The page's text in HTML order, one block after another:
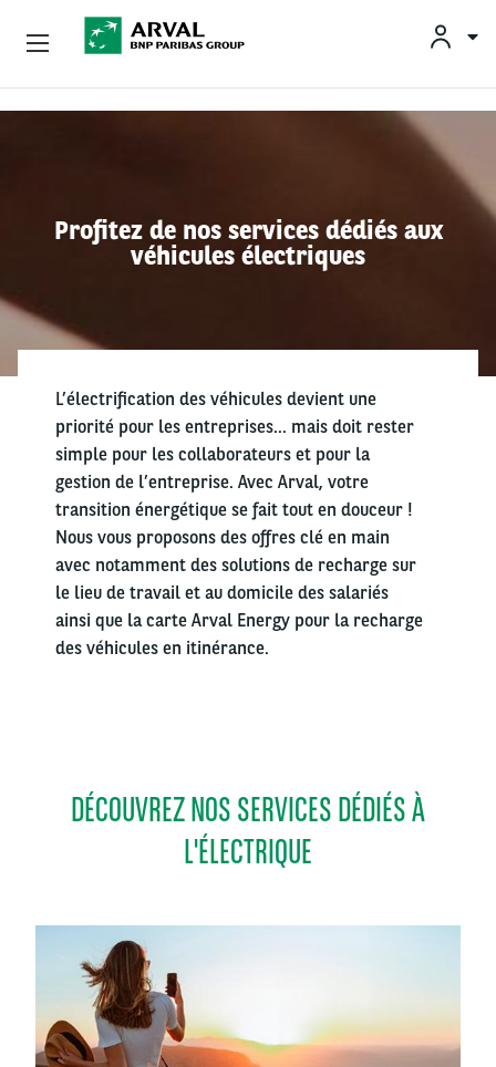
Profitez de nos services dédiés aux
véhicules électriques
L’électrification des véhicules devient une
priorité pour les entreprises… mais doit rester
simple pour les collaborateurs et pour la
gestion de l’entreprise. Avec Arval, votre
transition énergétique se fait tout en douceur !
Nous vous proposons des offres clé en main
avec notamment des solutions de recharge sur
le lieu de travail et au domicile des salariés
ainsi que la carte Arval Energy pour la recharge
des véhicules en itinérance.
DÉCOUVREZ NOS SERVICES DÉDIÉS À
L'ÉLECTRIQUE
OFFRES
MOBILITÉS DURABLES
CONTACTS
CONDUCTEURS